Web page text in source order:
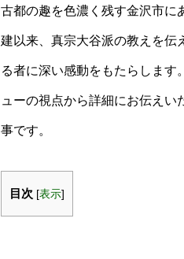
古都の趣を色濃く残す金沢市に
建以来、真宗大谷派の教えを伝
る者に深い感動をもたらしま
ューの視点から詳細にお伝え
事です。
目次 [表示]